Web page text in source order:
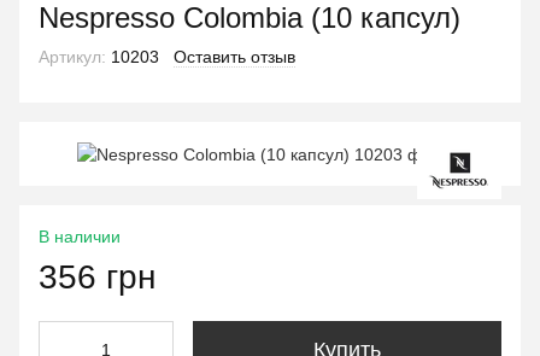
Nespresso Colombia (10 капсул)
Артикул: 10203 Оставить отзыв
В наличии
356 грн
Купить